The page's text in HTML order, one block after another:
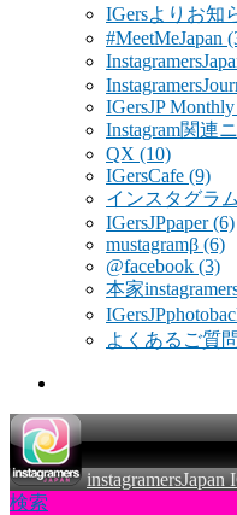
IGersよりお知
#MeetMeJapan
IGersJP
Instagram関連
QX (10)
IGersCafe (9)
インスタグラ
IGersJPpaper(6)
mustagramβ (6)
@facebook (3)
本家
よくあるご質
instagramersJapan
検索